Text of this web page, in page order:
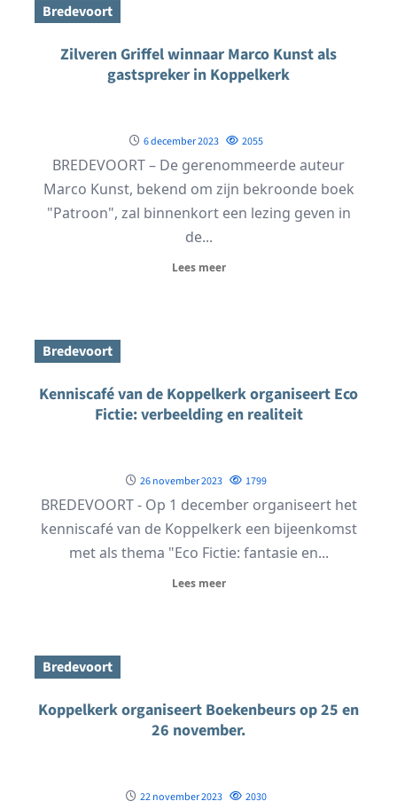
Bredevoort
Zilveren Griffel winnaar Marco Kunst als
gastspreker in Koppelkerk
6 december 2023 2055
BREDEVOORT – De gerenommeerde auteur
Marco Kunst, bekend om zijn bekroonde boek
"Patroon", zal binnenkort een lezing geven in
de...
Lees meer
Bredevoort
Kenniscafé van de Koppelkerk organiseert Eco
Fictie: verbeelding en realiteit
26 november 2023 1799
BREDEVOORT - Op 1 december organiseert het
kenniscafé van de Koppelkerk een bijeenkomst
met als thema "Eco Fictie: fantasie en...
Lees meer
Bredevoort
Koppelkerk organiseert Boekenbeurs op 25 en
26 november.
22 november 2023 2030